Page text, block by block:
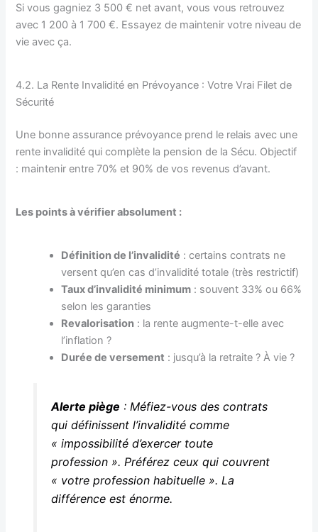
Si vous gagniez 3 500 € net avant, vous vous retrouvez
avec 1 200 à 1 700 €. Essayez de maintenir votre niveau de
vie avec ça.
4.2. La Rente Invalidité en Prévoyance : Votre Vrai Filet de
Sécurité
Une bonne assurance prévoyance prend le relais avec une
rente invalidité qui complète la pension de la Sécu. Objectif
: maintenir entre 70% et 90% de vos revenus d’avant.
Les points à vérifier absolument :
Définition de l’invalidité : certains contrats ne
versent qu’en cas d’invalidité totale (très restrictif)
Taux d’invalidité minimum : souvent 33% ou 66%
selon les garanties
Revalorisation : la rente augmente-t-elle avec
l’inflation ?
Durée de versement : jusqu’à la retraite ? À vie ?
Alerte piège : Méfiez-vous des contrats
qui définissent l’invalidité comme
« impossibilité d’exercer toute
profession ». Préférez ceux qui couvrent
« votre profession habituelle ». La
différence est énorme.